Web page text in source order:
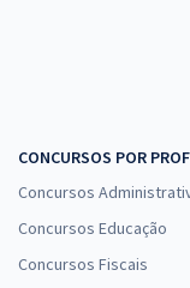
o Cargo:
CONCURSOS POR
Concursos
Concursos Educação
Concursos Fiscais